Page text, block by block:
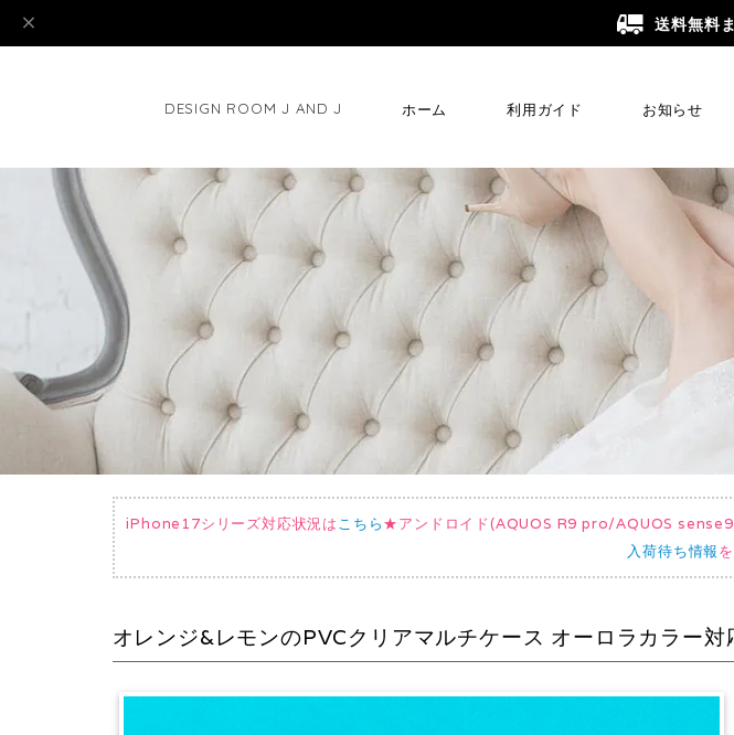
送料無料
DESIGN ROOM J AND J ホーム 利用ガイド お知らせ
iPhone17シリーズ対応状況はこちら★アンドロイド(AQUOS R9 pro/AQUOS
入荷待ち情報
オレンジ&レモンのPVCクリアマルチケース オーロラカラー